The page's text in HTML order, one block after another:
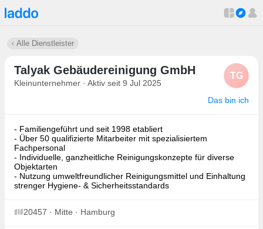
Alle Dienstleister
Talyak Gebäudereinigung GmbH
Kleinunternehmer · Aktiv seit 9 Jul 2025
TG
Das bin ich
- Familiengeführt und seit 1998 etabliert
- Über 50 qualifizierte Mitarbeiter mit spezialisiertem
Fachpersonal
- Individuelle, ganzheitliche Reinigungskonzepte für diverse
Objektarten
- Nutzung umweltfreundlicher Reinigungsmittel und Einhaltung
strenger Hygiene- & Sicherheitsstandards
20457 · Mitte · Hamburg